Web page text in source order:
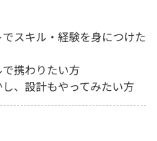
スキル・経験を身につけた
携わりたい方
、設計もやってみたい方